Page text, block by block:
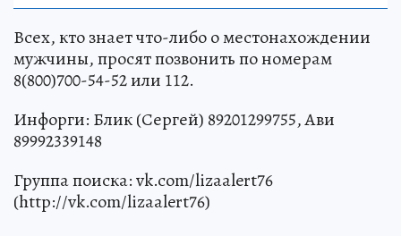
Всех, кто знает что-либо о местонахождении
мужчины, просят позвонить по номерам
8(800)700-54-52 или 112.
Инфорги: Блик (Сергей) 89201299755, Ави
89992339148
Группа поиска: vk.com/lizaalert76
(http://vk.com/lizaalert76)